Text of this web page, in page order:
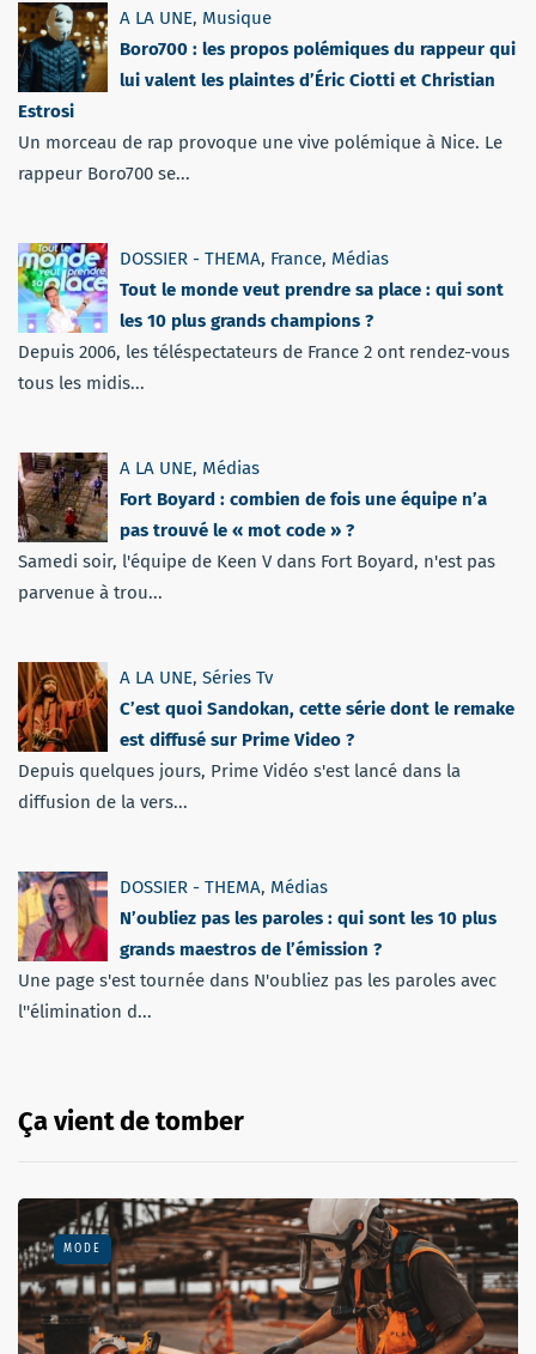
A LA UNE, Musique
Boro700 : les propos polémiques du rappeur qui
lui valent les plaintes d’Éric Ciotti et Christian
Estrosi
Un morceau de rap provoque une vive polémique à Nice. Le
rappeur Boro700 se...
DOSSIER - THEMA, France, Médias
Tout le monde veut prendre sa place : qui sont
les 10 plus grands champions ?
Depuis 2006, les téléspectateurs de France 2 ont rendez-vous
tous les midis...
A LA UNE, Médias
Fort Boyard : combien de fois une équipe n’a
pas trouvé le « mot code » ?
Samedi soir, l'équipe de Keen V dans Fort Boyard, n'est pas
parvenue à trou...
A LA UNE, Séries Tv
C’est quoi Sandokan, cette série dont le remake
est diffusé sur Prime Video ?
Depuis quelques jours, Prime Vidéo s'est lancé dans la
diffusion de la vers...
DOSSIER - THEMA, Médias
N’oubliez pas les paroles : qui sont les 10 plus
grands maestros de l’émission ?
Une page s'est tournée dans N'oubliez pas les paroles avec
l''élimination d...
Ça vient de tomber
MODE